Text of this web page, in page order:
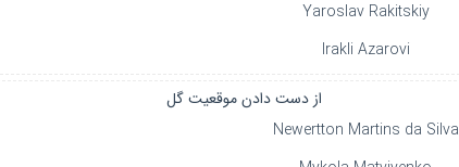
Yaroslav Rakitskiy
Irakli Azarovi
از دست دادن موقعیت گل
Newertton Martins da Silva